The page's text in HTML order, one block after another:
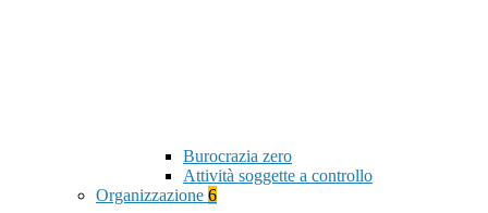
Burocrazia zero
Attività soggette a controllo
Organizzazione 6